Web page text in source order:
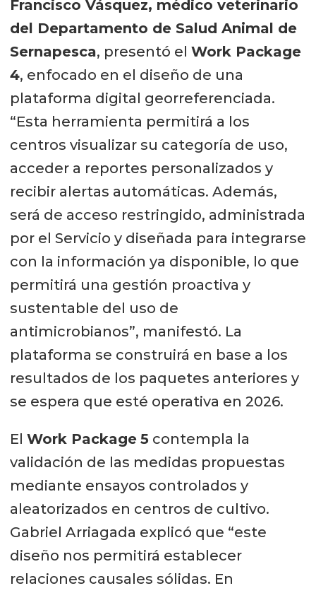
Francisco Vásquez, médico veterinario
del Departamento de Salud Animal de
Sernapesca, presentó el Work Package
4, enfocado en el diseño de una
plataforma digital georreferenciada.
“Esta herramienta permitirá a los
centros visualizar su categoría de uso,
acceder a reportes personalizados y
recibir alertas automáticas. Además,
será de acceso restringido, administrada
por el Servicio y diseñada para integrarse
con la información ya disponible, lo que
permitirá una gestión proactiva y
sustentable del uso de
antimicrobianos”, manifestó. La
plataforma se construirá en base a los
resultados de los paquetes anteriores y
se espera que esté operativa en 2026.
El Work Package 5contempla la
validación de las medidas propuestas
mediante ensayos controlados y
aleatorizados en centros de cultivo.
Gabriel Arriagada explicó que “este
diseño nos permitirá establecer
relaciones causales sólidas. En